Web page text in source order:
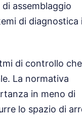
assemblaggio
di diagnostica
di controllo che
La normativa
in meno di
lo spazio di